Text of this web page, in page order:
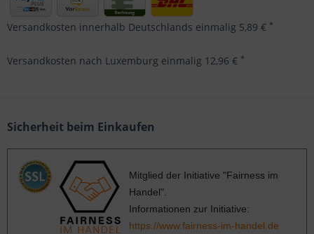
Versandkosten innerhalb Deutschlands einmalig 5,89 € *
Versandkosten nach Luxemburg einmalig 12,96 € *
Sicherheit beim Einkaufen
Mitglied der Initiative "Fairness im
Handel".
Informationen zur Initiative:
https://www.fairness-im-handel.de